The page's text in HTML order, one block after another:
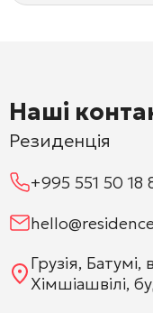
Наші
Резиденція
+995 551 50 18
Грузія,
Хімшіашвілі,